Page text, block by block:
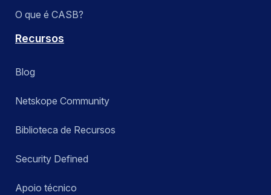
O que é CASB?
Recursos
Blog
Netskope Community
Biblioteca de Recursos
Security Defined
Apoio técnico